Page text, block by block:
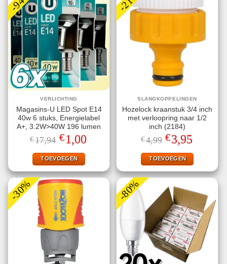
VERLICHTING
Magasins-U LED Spot E14
40w 6 stuks, Energielabel
A+, 3.2W>40W 196 lumen
€17,94 Oorspronkelijke
prijs
was:
€17,94.
€1,00Huidige
prijs
TOEVOEGEN
SLANGKOPPELINGEN
Hozelock kraanstuk 3/4 inch
met verloopring naar 1/2
inch (2184)
€4,99 Oorspronkelijke
prijs
was:
€4,99.
€3,95
is:
€3,95.
TOEVOEGEN
-30% -80%